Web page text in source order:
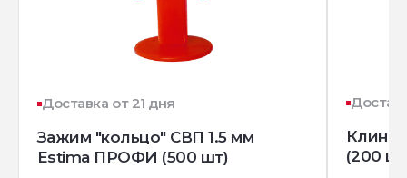
Доставка от 21 дня
Зажим "кольцо" СВП 1.5 мм
Estima ПРОФИ (500 шт)
Клин
(200